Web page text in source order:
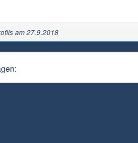
am 27.9.2018